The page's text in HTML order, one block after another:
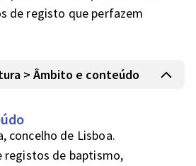
de registo que perfazem
> Âmbito e conteúdo
concelho de Lisboa.
registos de baptismo,